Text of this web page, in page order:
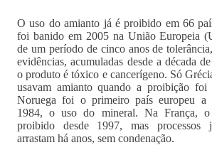
O uso do amianto já é proibido em 66
foi banido em 2005 na União Europeia
de um período de cinco anos de
evidências, acumuladas desde a década
o produto é tóxico e cancerígeno. Só
usavam amianto quando a proibição foi
Noruega foi o primeiro país europeu a
1984, o uso do mineral. Na França,
proibido desde 1997, mas processos
arrastam há anos, sem condenação.